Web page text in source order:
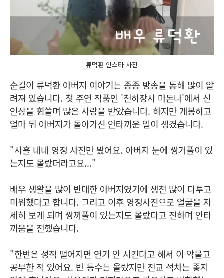
류덕환 인스타 사진
순길이 류덕환 아버지 이야기는 종종 방송을 통해 많이 알
려져 있습니다. 첫 주연 작품인 '천하장사 마돈나'에서 신
인상을 휩쓸며 많은 사랑을 받았습니다. 하지만 개봉하고
얼마 뒤 아버지가 돌아가신 안타까운 일이 생겼습니다.
"사흘 내내 영정 사진만 봤어요. 아버지 눈에 쌍거풀이 있
는지도 몰랐더라고요..."
배우 생활을 많이 반대한 아버지였기에 생전 많이 다투고
미워했다고 합니다. 그리고 이후 영정사진으로 얼굴을 자
세히 보게 되며 쌍꺼풀이 있는지도 몰랐다고 전하며 안타
까움을 전했습니다.
"한번은 성적 떨어지면 연기 안 시킨다고 해서 이 악물고
공부한 적 있어요. 반 등수는 올랐지만 전교 석차는 좋지